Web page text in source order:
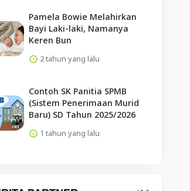
Pamela Bowie Melahirkan
Bayi Laki-laki, Namanya
Keren Bun
2 tahun yang lalu
Contoh SK Panitia SPMB
(Sistem Penerimaan Murid
Baru) SD Tahun 2025/2026
1 tahun yang lalu